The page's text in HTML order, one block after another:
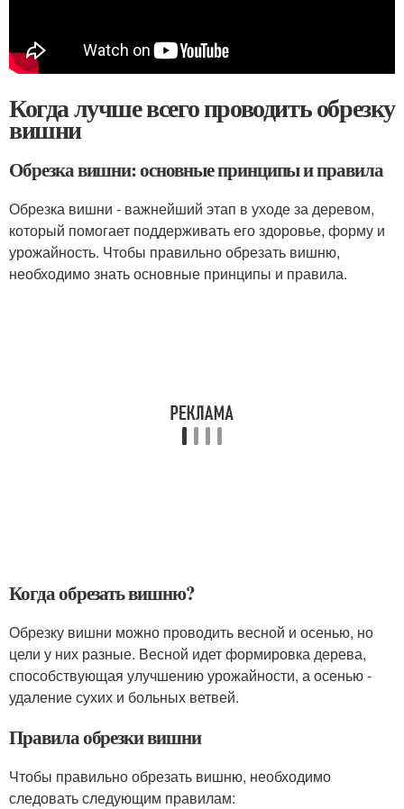
Когда лучше всего проводить обрезку
вишни
Обрезка вишни: основные принципы и правила
Обрезка вишни - важнейший этап в уходе за деревом,
который помогает поддерживать его здоровье, форму и
урожайность. Чтобы правильно обрезать вишню,
необходимо знать основные принципы и правила.
Когда обрезать вишню?
Обрезку вишни можно проводить весной и осенью, но
цели у них разные. Весной идет формировка дерева,
способствующая улучшению урожайности, а осенью -
удаление сухих и больных ветвей.
Правила обрезки вишни
Чтобы правильно обрезать вишню, необходимо
следовать следующим правилам: